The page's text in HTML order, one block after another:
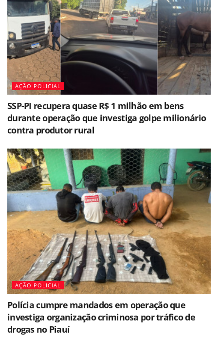
AÇÃO POLICIAL
SSP-PI recupera quase R$ 1 milhão em bens
durante operação que investiga golpe milionário
contra produtor rural
AÇÃO POLICIAL
Polícia cumpre mandados em operação que
investiga organização criminosa por tráfico de
drogas no Piauí